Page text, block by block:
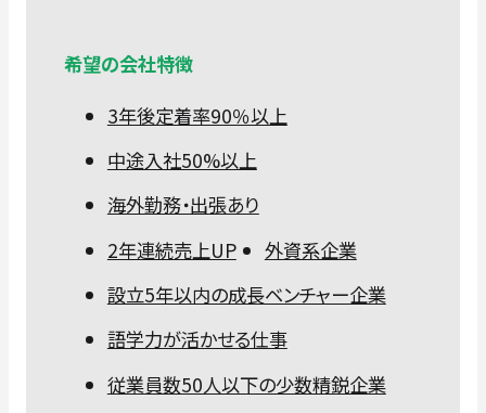
希望の会社特徴
3年後定着率90％以上
中途入社50%以上
海外勤務・出張あり
2年連続売上UP
外資系企業
設立5年以内の成長ベンチャー企業
語学力が活かせる仕事
従業員数50人以下の少数精鋭企業